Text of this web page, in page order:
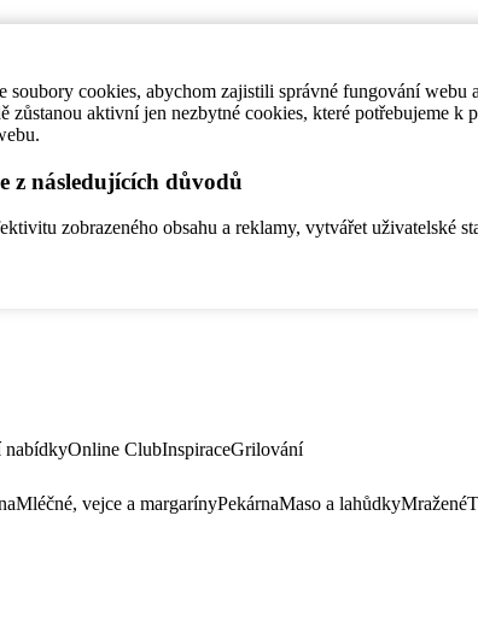
soubory cookies, abychom zajistili správné fungování
zůstanou aktivní jen nezbytné cookies, které potřebujeme
z následujících důvodů
zobrazeného obsahu a reklamy, vytvářet uživatelské
nabídkyOnline ClubInspiraceGrilování
Mléčné, vejce a margarínyPekárnaMaso a lahůdkyMražené